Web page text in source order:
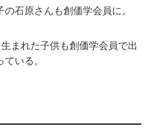
石原さんも創価学会員に。
まれた子供も創価学会員で出
いる。